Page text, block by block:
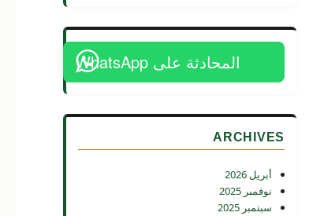
المحادثة على WhatsApp
ARCHIVES
أبريل 2026
نوفمبر 2025
سبتمبر 2025